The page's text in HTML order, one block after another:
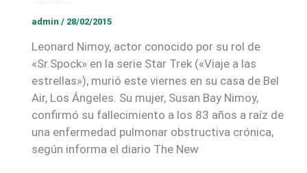
admin / 28/02/2015
Leonard Nimoy, actor conocido por su rol de
«Sr.Spock» en la serie Star Trek («Viaje a las
estrellas»), murió este viernes en su casa de Bel
Air, Los Ángeles. Su mujer, Susan Bay Nimoy,
confirmó su fallecimiento a los 83 años a raíz de
una enfermedad pulmonar obstructiva crónica,
según informa el diario The New